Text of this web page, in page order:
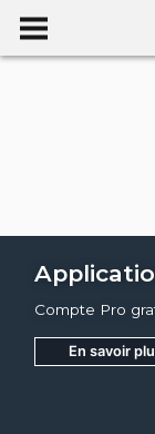
Compte Pro
En savoir